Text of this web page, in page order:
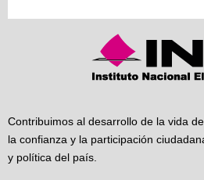
Contribuimos al desarrollo de la vida
la confianza y la participación
y política del país.